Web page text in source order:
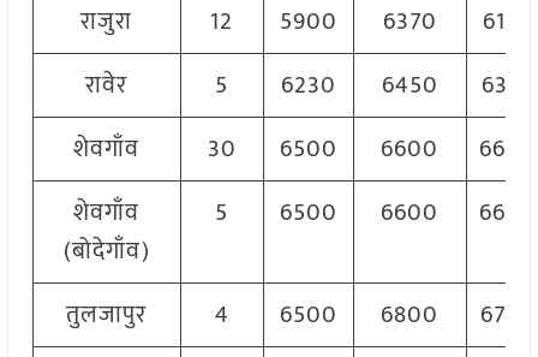
राजुरा
12 5900 6370
6150
रावेर
5 6230 6450
6395
शेवगाँव
30 6500 6600
6600
शेवगाँव
(बोदेगाँव)
5 6500 6600 6600
तुलजापुर 4 6500 6800
6700